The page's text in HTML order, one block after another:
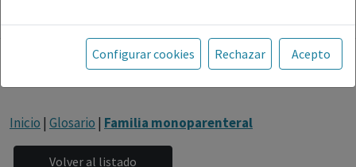
Toda la información incluida en la Página Web está
referida a productos del mercado español y, por
tanto, dirigida a profesionales sanitarios legalmente
facultados para prescribir o dispensar medicamentos
fármacos se facilita a título meramente informativo,
siendo responsabilidad de los profesionales
Configurar cookies Rechazar Acepto
Inicio | Glosario | Familia monoparenteral